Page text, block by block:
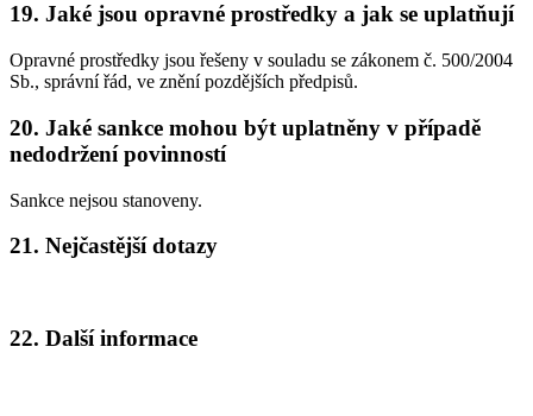
19. Jaké jsou opravné prostředky a jak se uplatňují
Opravné prostředky jsou řešeny v souladu se zákonem č. 500/2004
Sb., správní řád, ve znění pozdějších předpisů.
20. Jaké sankce mohou být uplatněny v případě
nedodržení povinností
Sankce nejsou stanoveny.
21. Nejčastější dotazy
22. Další informace